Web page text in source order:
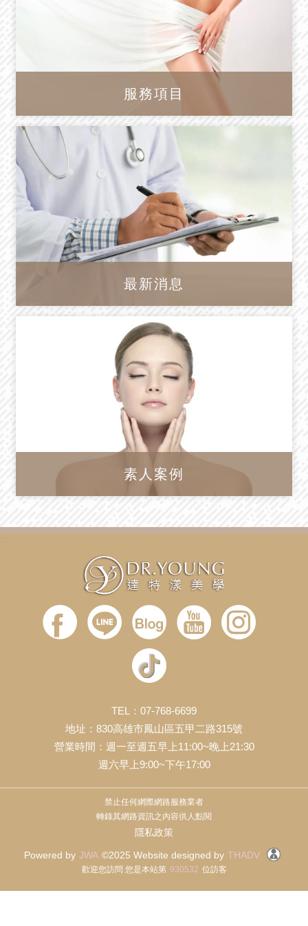
服務項目
最新消息
素人案例
TEL：07-768-6699
地址：830高雄市鳳山區五甲二路315號
營業時間：週一至週五早上11:00~晚上21:30
週六早上9:00~下午17:00
禁止任何網際網路服務業者
轉錄其網路資訊之內容供人點閱
隱私政策
Powered by JWA ©2025 Website designed by THADV
歡迎您訪問 您是本站第 930532 位訪客